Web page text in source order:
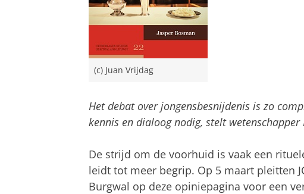
(c) Juan Vrijdag
Het debat over jongensbesnijdenis is zo
kennis en dialoog nodig, stelt wetenschapper
De strijd om de voorhuid is vaak een
leidt tot meer begrip. Op 5 maart pleitten
Burgwal op deze opiniepagina voor een